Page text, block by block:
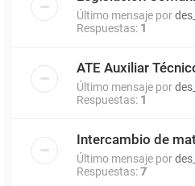
Último mensaje por
Respuestas: 1
ATE Auxiliar
Último mensaje por
Respuestas: 1
Intercambio de
Último mensaje por
Respuestas:7